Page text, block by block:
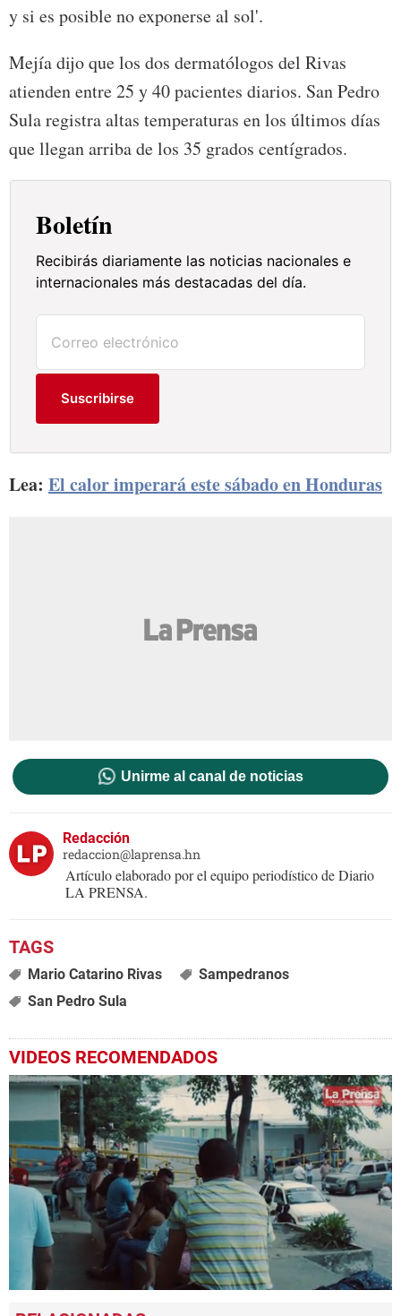
y si es posible no exponerse al sol'.
Mejía dijo que los dos dermatólogos del Rivas
atienden entre 25 y 40 pacientes diarios. San Pedro
Sula registra altas temperaturas en los últimos días
que llegan arriba de los 35 grados centígrados.
Boletín
Recibirás diariamente las noticias nacionales e
internacionales más destacadas del día.
Suscribirse
Lea: El calor imperará este sábado en Honduras
Unirme al canal de noticias
Redacción
redaccion@laprensa.hn
Artículo elaborado por el equipo periodístico de Diario
LA PRENSA.
Mario Catarino Rivas
Sampedranos
San Pedro Sula
VIDEOS RECOMENDADOS
seconds